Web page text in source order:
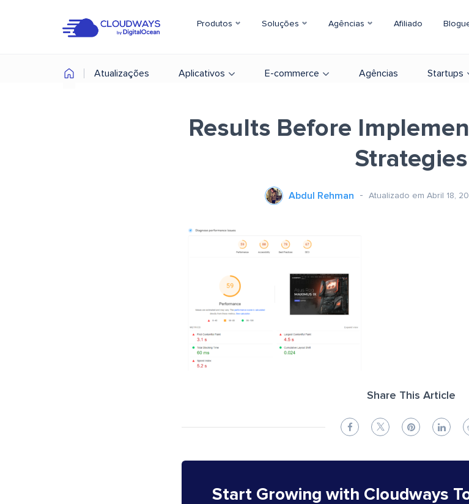
Produtos Soluções Agências Afiliado
Atualizações Aplicativos E-commerce Agências Startups
Results Before
Strategies
Abdul Rehman Atualizado em Abril 18,
Share This Article
Start Growing with Cloudways